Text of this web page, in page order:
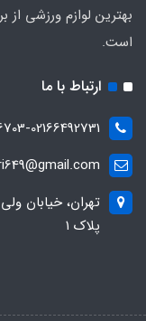
بهترین لوازم ورزشی از
است.
ارتباط با ما
02166492731
تهران، خیابان
پلاک ۱